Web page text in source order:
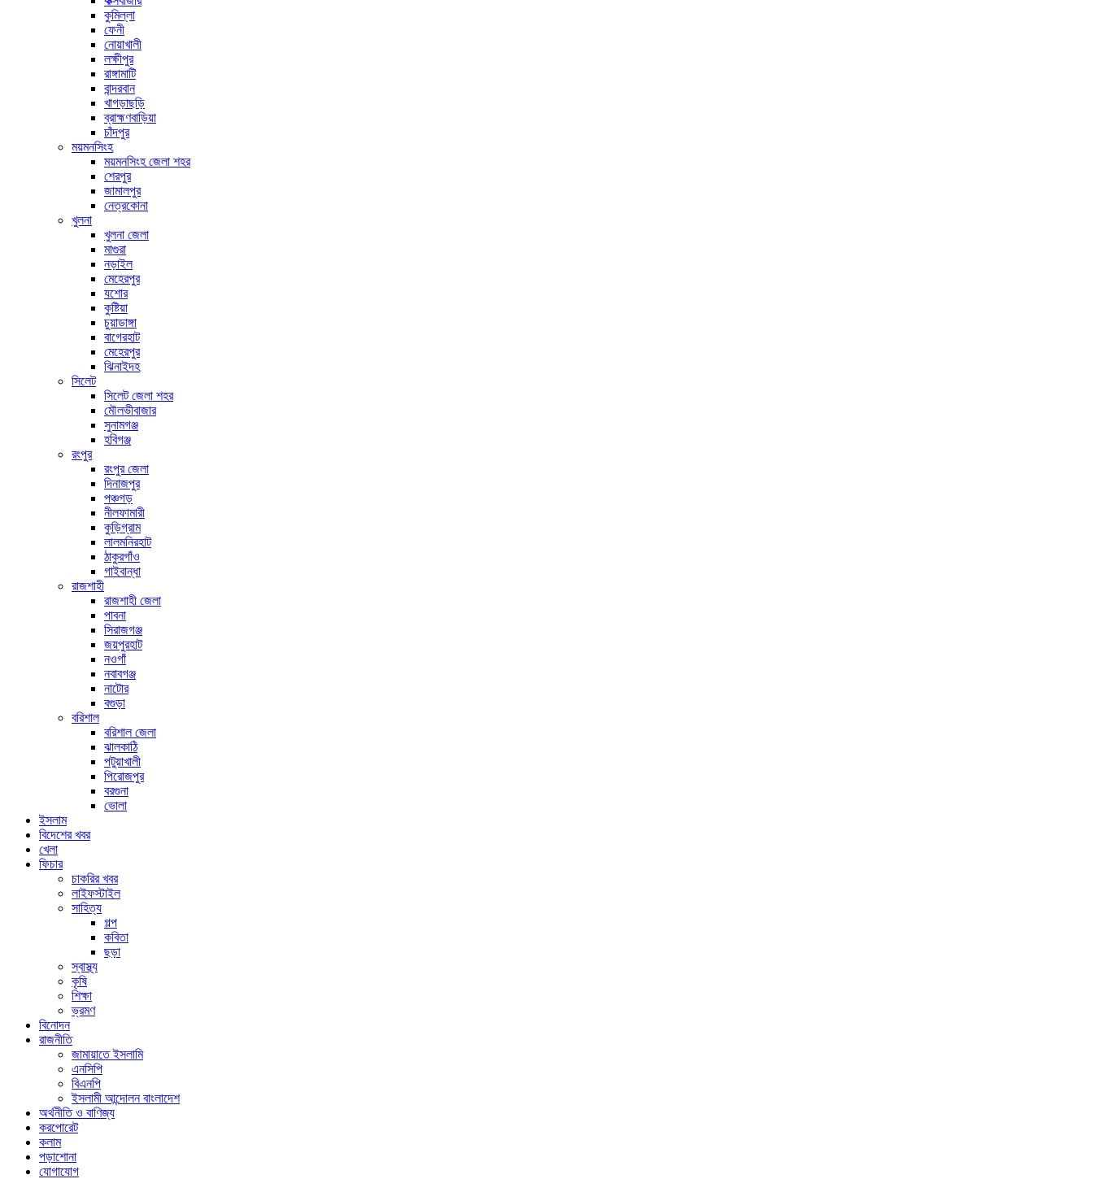
কুমিল্লা
ফেনী
নোয়াখালী
লক্ষীপুর
রাঙ্গামাটি
বান্দরবান
খাগড়াছড়ি
ব্রাহ্মণবাড়িয়া
চাঁদপুর
ময়মনসিংহ
ময়মনসিংহ জেলা শহর
শেরপুর
জামালপুর
নেত্রকোনা
খুলনা
খুলনা জেলা
মাগুরা
নড়াইল
মেহেরপুর
যশোর
কুষ্টিয়া
চুয়াডাঙ্গা
বাগেরহাট
মেহেরপুর
ঝিনাইদহ
সিলেট
সিলেট জেলা শহর
মৌলভীবাজার
সুনামগঞ্জ
হবিগঞ্জ
রংপুর
রংপুর জেলা
দিনাজপুর
পঞ্চগড়
নীলফামারী
কুড়িগ্রাম
লালমনিরহাট
ঠাকুরগাঁও
গাইবান্ধা
রাজশাহী
রাজশাহী জেলা
পাবনা
সিরাজগঞ্জ
জয়পুরহাট
নওগাঁ
নবাবগঞ্জ
নাটোর
বগুড়া
বরিশাল
বরিশাল জেলা
ঝালকাঠি
পটুয়াখালী
পিরোজপুর
বরগুনা
ভোলা
ইসলাম
বিদেশের খবর
খেলা
ফিচার
চাকরির খবর
লাইফস্টাইল
সাহিত্য
গল্প
কবিতা
ছড়া
স্বাস্থ্য
কৃষি
শিক্ষা
ভ্রমণ
বিনোদন
রাজনীতি
জামায়াতে ইসলামি
এনসিপি
বিএনপি
ইসলামী আন্দোলন বাংলাদেশ
অর্থনীতি ও বাণিজ্য
করপোরেট
কলাম
পড়াশোনা
যোগাযোগ